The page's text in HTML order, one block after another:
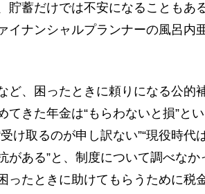
貯蓄だけでは不安になることもあ
イナンシャルプランナーの風呂内
ど、困ったときに頼りになる公的
てきた年金は“もらわないと損”と
け取るのが申し訳ない”“現役時代
がある”と、制度について調べな
ったときに助けてもらうために税